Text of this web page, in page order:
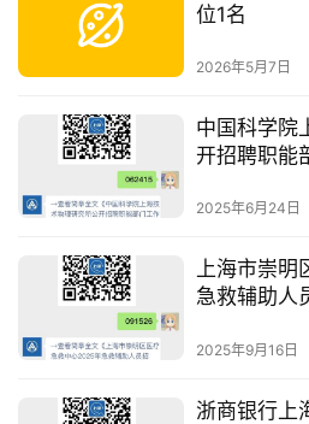
位1名
2026年5月7日
中国科学院
开招聘职能
2025年6月24日
上海市崇明
急救辅助人
2025年9月16日
浙商银行上